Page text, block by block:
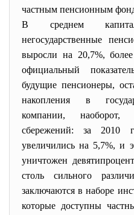
частным пенсионным
В среднем
негосударственные
выросли на 20,7%,
официальный
будущие пенсионеры,
накопления в
компании, наоборот,
сбережений: за 2010
увеличились на 5,7%, и
уничтожен
столь сильного
заключаются в наборе
которые доступны